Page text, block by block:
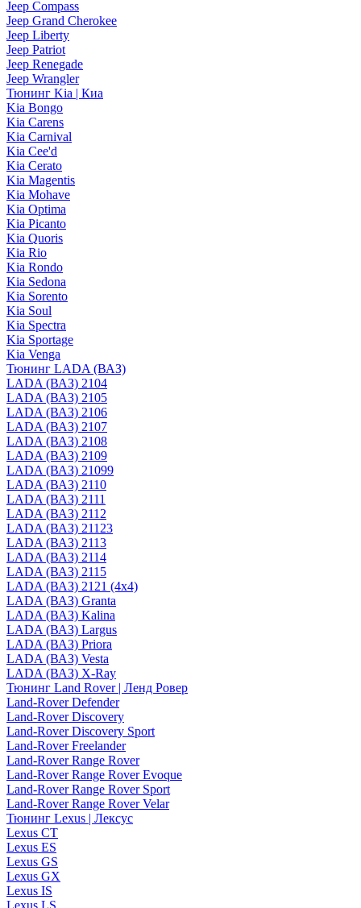
Jeep Compass
Jeep Grand Cherokee
Jeep Liberty
Jeep Patriot
Jeep Renegade
Jeep Wrangler
Тюнинг Kia | Киа
Kia Bongo
Kia Carens
Kia Carnival
Kia Cee'd
Kia Cerato
Kia Magentis
Kia Mohave
Kia Optima
Kia Picanto
Kia Quoris
Kia Rio
Kia Rondo
Kia Sedona
Kia Sorento
Kia Soul
Kia Spectra
Kia Sportage
Kia Venga
Тюнинг LADA (ВАЗ)
LADA (ВАЗ) 2104
LADA (ВАЗ) 2105
LADA (ВАЗ) 2106
LADA (ВАЗ) 2107
LADA (ВАЗ) 2108
LADA (ВАЗ) 2109
LADA (ВАЗ) 21099
LADA (ВАЗ) 2110
LADA (ВАЗ) 2111
LADA (ВАЗ) 2112
LADA (ВАЗ) 21123
LADA (ВАЗ) 2113
LADA (ВАЗ) 2114
LADA (ВАЗ) 2115
LADA (ВАЗ) 2121 (4x4)
LADA (ВАЗ) Granta
LADA (ВАЗ) Kalina
LADA (ВАЗ) Largus
LADA (ВАЗ) Priora
LADA (ВАЗ) Vesta
LADA (ВАЗ) X-Ray
Тюнинг Land Rover | Ленд Ровер
Land-Rover Defender
Land-Rover Discovery
Land-Rover Discovery Sport
Land-Rover Freelander
Land-Rover Range Rover
Land-Rover Range Rover Evoque
Land-Rover Range Rover Sport
Land-Rover Range Rover Velar
Тюнинг Lexus | Лексус
Lexus CT
Lexus ES
Lexus GS
Lexus GX
Lexus IS
Lexus LS